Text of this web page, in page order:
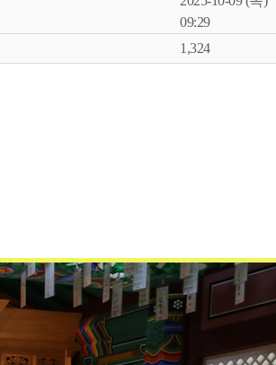
09:29
1,324